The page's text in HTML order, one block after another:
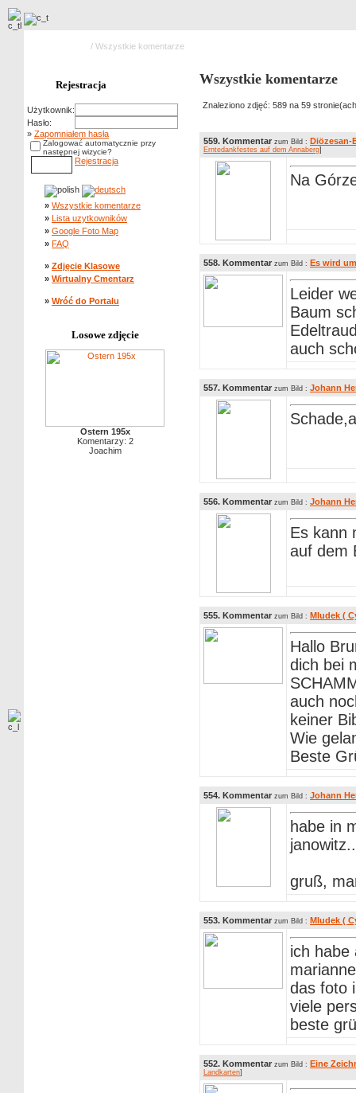
/ Wszystkie komentarze
Rejestracja
Użytkownik:
Hasło:
» Zapomniałem hasła
Zalogować automatycznie przy
następnej wizycie?
Rejestracja
» Wszystkie komentarze
» Lista uzytkowników
» Google Foto Map
» FAQ
» Zdjęcie Klasowe
» Wirtualny Cmentarz
» Wróć do Portalu
Losowe zdjęcie
Ostern 195x
Komentarzy: 2
Joachim
Wszystkie komentarze
Znaleziono zdjęć: 589 na 59
559. Kommentar zum Bild : Diözesan-
Erntedankfestes auf dem Annaberg]
Na
558. Kommentar zum Bild : Es wird
Leider
Baum
auch
557. Kommentar zum Bild : Johann
556. Kommentar zum Bild : Johann
Es kann
auf dem
555. Kommentar zum Bild : Mludek (
Hallo
dich bei
auch
keiner
Wie
Beste
554. Kommentar zum Bild : Johann
habe in
gruß,
553. Kommentar zum Bild : Mludek (
ich habe
das foto
viele
beste
552. Kommentar zum Bild : Eine
Landkarten]